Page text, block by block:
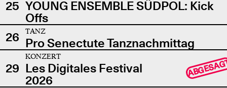
25 YOUNG ENSEMBLE SÜDPOL: Kick
Offs
26
TANZ
Pro Senectute Tanznachmittag
29
KONZERT
Les Digitales Festival
2026